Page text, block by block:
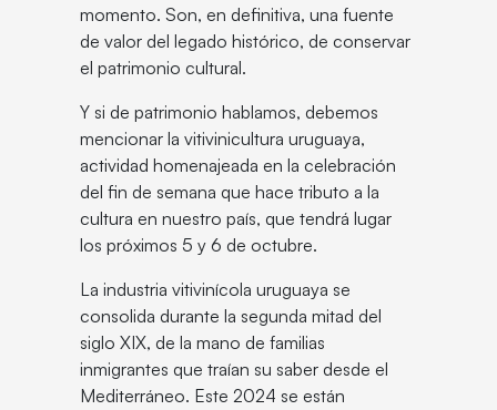
momento. Son, en definitiva, una fuente
de valor del legado histórico, de conservar
el patrimonio cultural.
Y si de patrimonio hablamos, debemos
mencionar la vitivinicultura uruguaya,
actividad homenajeada en la celebración
del fin de semana que hace tributo a la
cultura en nuestro país, que tendrá lugar
los próximos 5 y 6 de octubre.
La industria vitivinícola uruguaya se
consolida durante la segunda mitad del
siglo XIX, de la mano de familias
inmigrantes que traían su saber desde el
Mediterráneo. Este 2024 se están